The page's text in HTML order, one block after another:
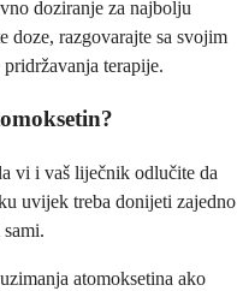
doziranje za najbolju
doze, razgovarajte sa svojim
terapije.
vi i vaš liječnik odlučite da
uvijek treba donijeti zajedno
atomoksetina ako